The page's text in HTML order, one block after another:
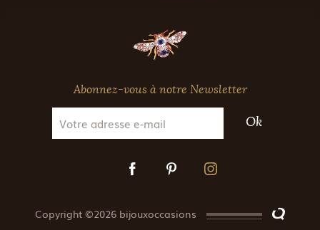
Abonnez-vous à notre Newsletter
Ok
Copyright ©2026 bijouxoccasions